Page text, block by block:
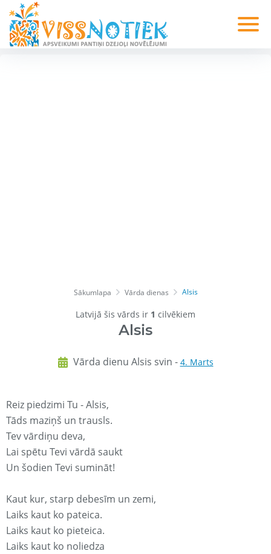
Sākumlapa Vārda dienas Alsis
Latvijā šis vārds ir 1 cilvēkiem
Alsis
Vārda dienu Alsis svin - 4. Marts
Reiz piedzimi Tu - Alsis,
Tāds maziņš un trausls.
Tev vārdiņu deva,
Lai spētu Tevi vārdā saukt
Un šodien Tevi sumināt!
Kaut kur, starp debesīm un zemi,
Laiks kaut ko pateica.
Laiks kaut ko pieteica.
Laiks kaut ko noliedza